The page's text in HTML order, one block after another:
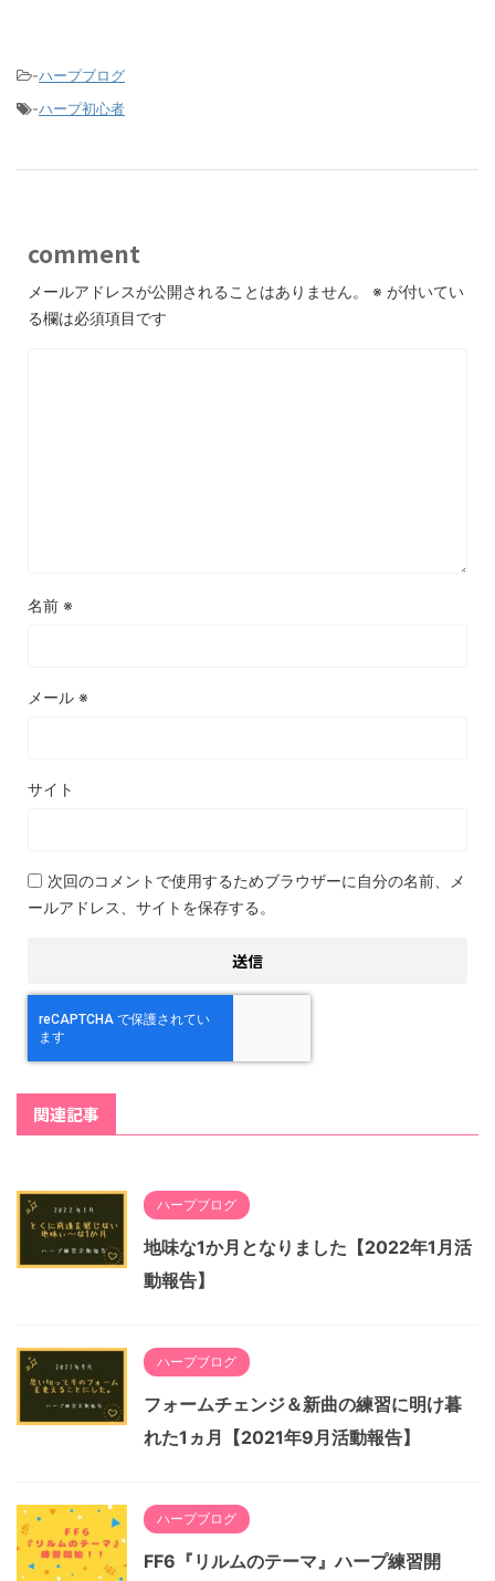
-ハープブログ
-ハープ初心者
comment
メールアドレスが公開されることはありません。 ※ が付いてい
る欄は必須項目です
名前 ※
メール ※
サイト
次回のコメントで使用するためブラウザーに自分の名前、メ
ールアドレス、サイトを保存する。
関連記事
ハープブログ
地味な1か月となりました【2022年1月活
動報告】
ハープブログ
フォームチェンジ＆新曲の練習に明け暮
れた1ヵ月【2021年9月活動報告】
ハープブログ
FF6『リルムのテーマ』ハープ練習開